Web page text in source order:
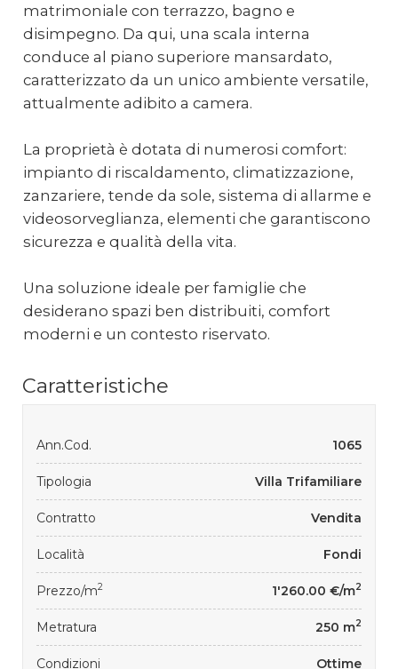
matrimoniale con terrazzo, bagno e
disimpegno. Da qui, una scala interna
conduce al piano superiore mansardato,
caratterizzato da un unico ambiente versatile,
attualmente adibito a camera.
La proprietà è dotata di numerosi comfort:
impianto di riscaldamento, climatizzazione,
zanzariere, tende da sole, sistema di allarme e
videosorveglianza, elementi che garantiscono
sicurezza e qualità della vita.
Una soluzione ideale per famiglie che
desiderano spazi ben distribuiti, comfort
moderni e un contesto riservato.
Caratteristiche
Ann.Cod. 1065
Tipologia Villa Trifamiliare
Contratto Vendita
Località Fondi
Prezzo/m2 1'260.00 €/m2
Metratura 250 m2
Condizioni Ottime